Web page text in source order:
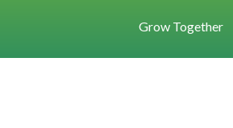
Grow Together